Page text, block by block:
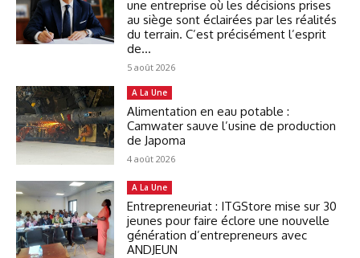
une entreprise où les décisions prises
au siège sont éclairées par les réalités
du terrain. C’est précisément l’esprit
de...
5 août 2026
A La Une
Alimentation en eau potable :
Camwater sauve l’usine de production
de Japoma
4 août 2026
A La Une
Entrepreneuriat : ITGStore mise sur 30
jeunes pour faire éclore une nouvelle
génération d’entrepreneurs avec
ANDJEUN